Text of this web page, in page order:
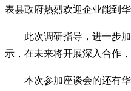
表县政府热烈欢迎企业能到
此次调研指导，进一步
示，在未来将开展深入合作
本次参加座谈会的还有